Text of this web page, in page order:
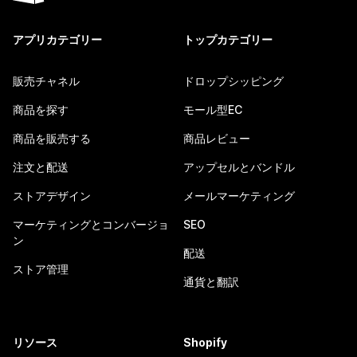
アプリカテゴリー
販売チャネル
商品を探す
商品を販売する
注文と配送
ストアデザイン
マーケティングとコンバージョ
ン
ストア管理
トップカテゴリー
ドロップシッピング
モール型EC
商品レビュー
アップセルとバンドル
メールマーケティング
SEO
配送
通貨と翻訳
リソース Shopify